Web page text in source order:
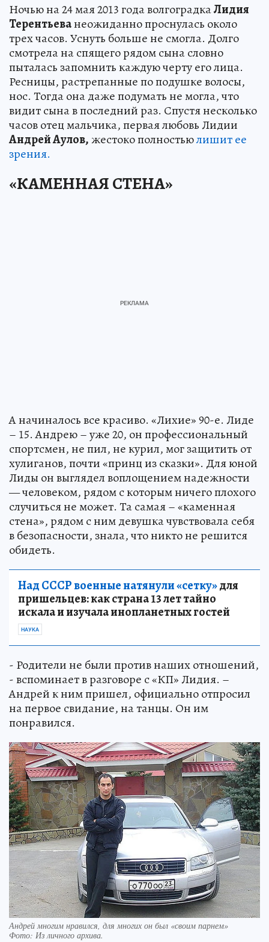
Ночью на 24 мая 2013 года волгоградкаЛидия
Терентьеванеожиданно проснулась около
трех часов. Уснуть больше не смогла. Долго
смотрела на спящего рядом сына словно
пыталась запомнить каждую черту его лица.
Ресницы, растрепанные по подушке волосы,
нос. Тогда она даже подумать не могла, что
видит сына в последний раз. Спустя несколько
часов отец мальчика, первая любовь Лидии
Андрей Аулов,жестоко полностьюлишит ее
зрения.
«КАМЕННАЯ СТЕНА»
А начиналось все красиво. «Лихие» 90-е. Лиде
– 15. Андрею – уже 20, он профессиональный
спортсмен, не пил, не курил, мог защитить от
хулиганов, почти «принц из сказки». Для юной
Лиды он выглядел воплощением надежности
— человеком, рядом с которым ничего плохого
случиться не может. Та самая – «каменная
стена», рядом с ним девушка чувствовала себя
в безопасности, знала, что никто не решится
обидеть.
Над СССР военные натянули «сетку»для
пришельцев: как страна 13 лет тайно
искала и изучала инопланетных гостей
НАУКА
- Родители не были против наших отношений,
- вспоминает в разговоре с «КП» Лидия. –
Андрей к ним пришел, официально отпросил
на первое свидание, на танцы. Он им
понравился.
Андрей многим нравился, для многих он был «своим парнем»
Фото: Из личного архива.